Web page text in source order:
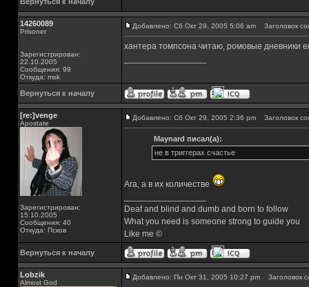
14260089
Prisoner
Зарегистрирован:
22.10.2005
Сообщения: 99
Откуда: msk
Добавлено: Сб Окт 29, 2005 5:06 am Заголовок
хантера томпсона читаю, ромовые дневники
Вернуться к началу
[re:]venge
Apostate
Зарегистрирован:
15.10.2005
Сообщения: 40
Откуда: Псков
Добавлено: Сб Окт 29, 2005 2:36 pm Заголовок
Maynard писал(а):
не в триггерах счастье
Ага, а в их количестве
Deaf and blind and dumb and born to follow
What you need is someone strong to guide you
Like me ©
Вернуться к началу
Lobzik
Almost God
Добавлено: Пн Окт 31, 2005 10:27 pm Заголовок